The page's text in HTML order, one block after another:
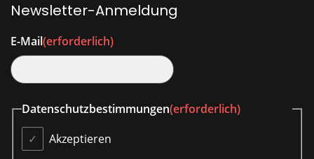
Newsletter-Anmeldung
E-Mail(erforderlich)
Datenschutzbestimmungen(erforderlich)
Akzeptieren